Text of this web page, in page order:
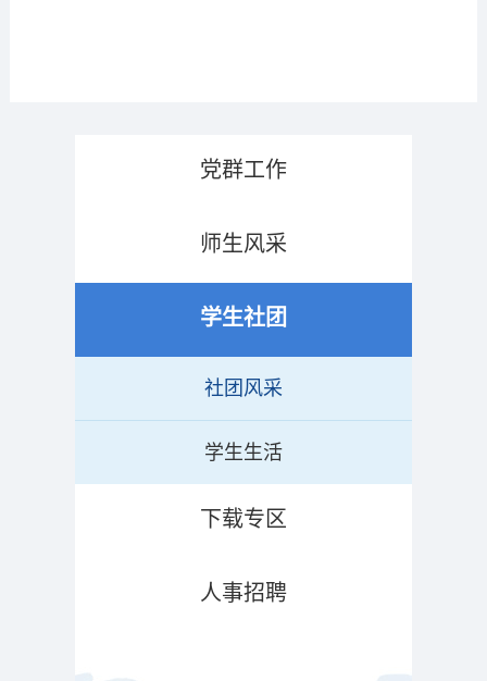
党群工作
师生风采
学生社团
社团风采
学生生活
下载专区
人事招聘